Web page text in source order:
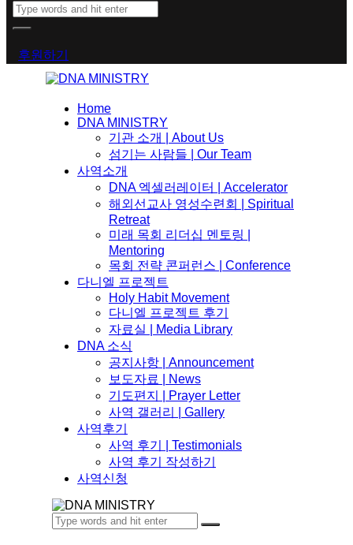
후원하기
Home
DNA MINISTRY
기관 소개 | About Us
섬기는 사람들 | Our Team
사역소개
DNA 엑셀러레이터​ | Accelerator
해외선교사 영성수련회 | Spiritual
Retreat
미래 목회 리더십 멘토링 |
Mentoring
목회 전략 콘퍼런스 | Conference
다니엘 프로젝트
Holy Habit Movement
다니엘 프로젝트 후기
자료실 | Media Library
DNA 소식
공지사항 | Announcement
보도자료 | News
기도편지 | Prayer Letter
사역 갤러리 | Gallery
사역후기
사역 후기 | Testimonials
사역 후기 작성하기
사역신청